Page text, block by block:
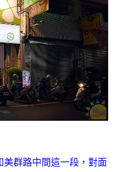
群路中間這一段，對面